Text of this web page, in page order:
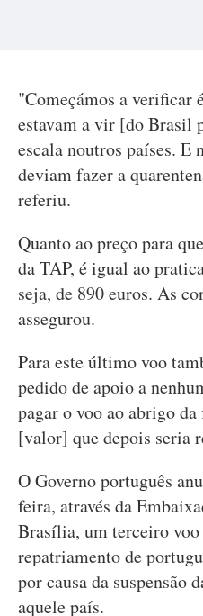
"Começámos a verificar
estavam a vir [do Brasil
escala noutros países. E
deviam fazer a
referiu.
Quanto ao preço para
da TAP, é igual ao
seja, de 890 euros. As
assegurou.
Para este último voo
pedido de apoio a
pagar o voo ao abrigo
[valor] que depois seria
O Governo português
feira, através da
Brasília, um terceiro
repatriamento de
por causa da suspensão
aquele país.